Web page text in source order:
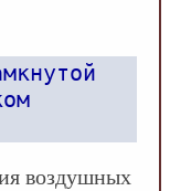
воздушных